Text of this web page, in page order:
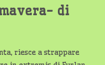
di
riesce a strappare